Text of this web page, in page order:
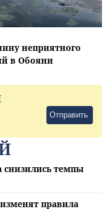
неприятного
в Обояни
Отправить
снизились темпы
правила